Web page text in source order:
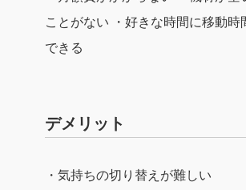
ことがない ・好きな時間に移動
できる
デメリット
・気持ちの切り替えが難しい